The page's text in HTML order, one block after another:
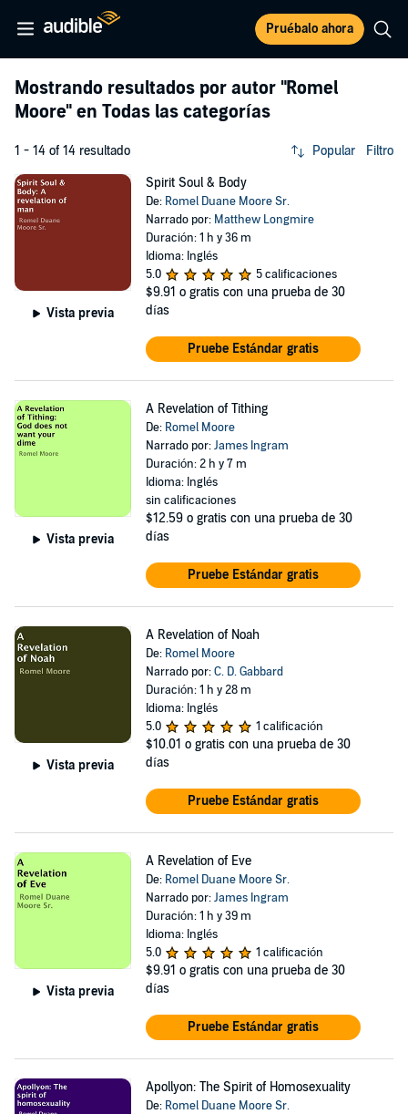
Pruébalo ahora
Mostrando resultados por autor "Romel
Moore" en Todas las categorías
1 - 14 of 14 resultado Popular Filtro
Vista previa
Spirit Soul & Body
De: Romel Duane Moore Sr.
Narrado por: Matthew Longmire
Duración: 1 h y 36 m
Idioma: Inglés
5.0
5 calificaciones
$9.91 o gratis con una prueba de 30
días
Pruebe Estándar gratis
Vista previa
A Revelation of Tithing
De: Romel Moore
Narrado por:James Ingram
Duración: 2 h y 7 m
Idioma: Inglés
sin calificaciones
$12.59 o gratis con una prueba de 30
días
Pruebe Estándar gratis
Vista previa
A Revelation of Noah
De: Romel Moore
Narrado por:C. D. Gabbard
Duración: 1 h y 28 m
Idioma: Inglés
5.0
1 calificación
$10.01 o gratis con una prueba de 30
días
Pruebe Estándar gratis
Vista previa
A Revelation of Eve
De: Romel Duane Moore Sr.
Narrado por:James Ingram
Duración: 1 h y 39 m
Idioma: Inglés
5.0
1 calificación
$9.91 o gratis con una prueba de 30
días
Pruebe Estándar gratis
Apollyon: The Spirit of Homosexuality
De: Romel Duane Moore Sr.